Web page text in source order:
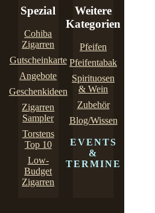
Spezial
Cohiba
Zigarren
Gutscheinkarte
Angebote
Geschenkideen
Zigarren
Sampler
Torstens
Top 10
Low-
Budget
Zigarren
Weitere
Kategorien
Pfeifen
Pfeifentabak
Spirituosen
& Wein
Zubehör
Blog/Wissen
EVENTS
&
TERMINE